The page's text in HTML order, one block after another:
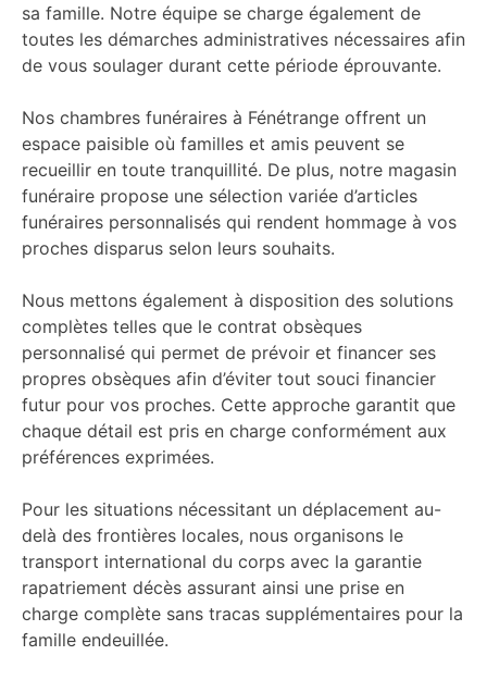
sa famille. Notre équipe se charge également de
toutes les démarches administratives nécessaires afin
de vous soulager durant cette période éprouvante.
Nos chambres funéraires à Fénétrange offrent un
espace paisible où familles et amis peuvent se
recueillir en toute tranquillité. De plus, notre magasin
funéraire propose une sélection variée d’articles
funéraires personnalisés qui rendent hommage à vos
proches disparus selon leurs souhaits.
Nous mettons également à disposition des solutions
complètes telles que le contrat obsèques
personnalisé qui permet de prévoir et financer ses
propres obsèques afin d’éviter tout souci financier
futur pour vos proches. Cette approche garantit que
chaque détail est pris en charge conformément aux
préférences exprimées.
Pour les situations nécessitant un déplacement au-
delà des frontières locales, nous organisons le
transport international du corps avec la garantie
rapatriement décès assurant ainsi une prise en
charge complète sans tracas supplémentaires pour la
famille endeuillée.